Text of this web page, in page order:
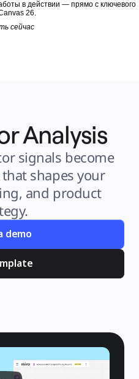
в действии — прямо с ключевого
26.
сейчас
по ИИ
Analysis
signals become
shapes your
and product
demo